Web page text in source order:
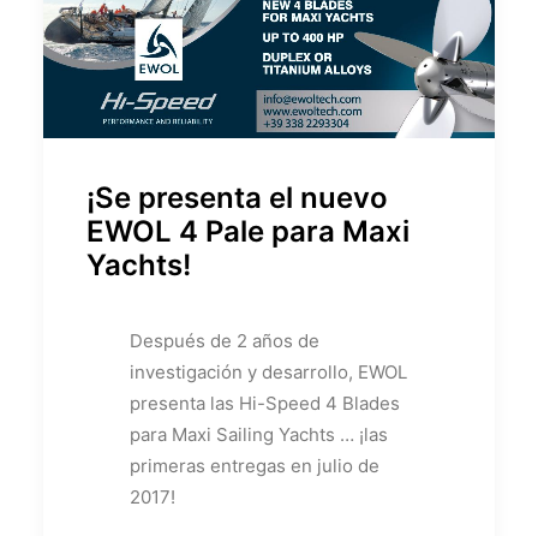
¡Se presenta el nuevo
EWOL 4 Pale para Maxi
Yachts!
Después de 2 años de
investigación y desarrollo, EWOL
presenta las Hi-Speed 4 Blades
para Maxi Sailing Yachts … ¡las
primeras entregas en julio de
2017!